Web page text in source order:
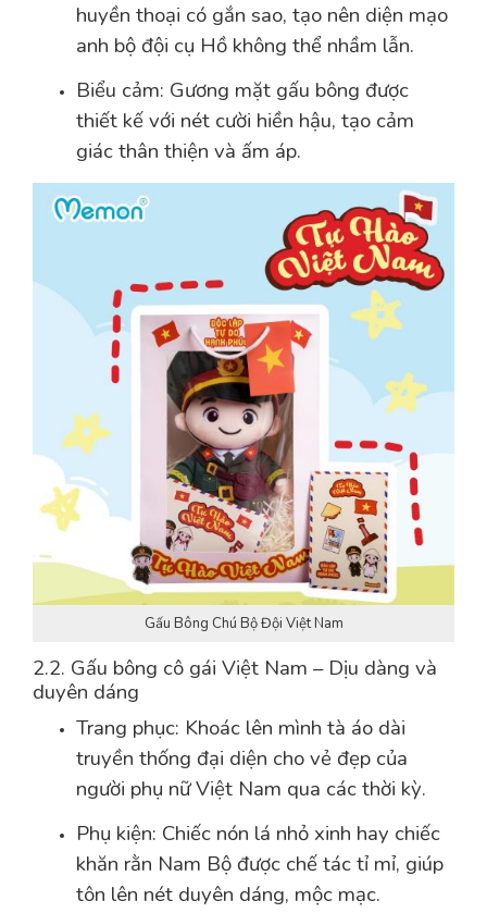
huyền thoại có gắn sao, tạo nên diện mạo
anh bộ đội cụ Hồ không thể nhầm lẫn.
Biểu cảm: Gương mặt gấu bông được
thiết kế với nét cười hiền hậu, tạo cảm
giác thân thiện và ấm áp.
Gấu Bông Chú Bộ Đội Việt Nam
2.2. Gấu bông cô gái Việt Nam – Dịu dàng và
duyên dáng
Trang phục: Khoác lên mình tà áo dài
truyền thống đại diện cho vẻ đẹp của
người phụ nữ Việt Nam qua các thời kỳ.
Phụ kiện: Chiếc nón lá nhỏ xinh hay chiếc
khăn rằn Nam Bộ được chế tác tỉ mỉ, giúp
tôn lên nét duyên dáng, mộc mạc.